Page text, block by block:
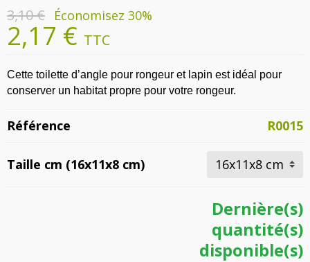
3,10 € Économisez 30%
2,17 € TTC
Cette toilette d’angle pour rongeur et lapin est idéal pour
conserver un habitat propre pour votre rongeur.
Référence R0015
Taille cm (16x11x8 cm)
Dernière(s)
quantité(s)
disponible(s)